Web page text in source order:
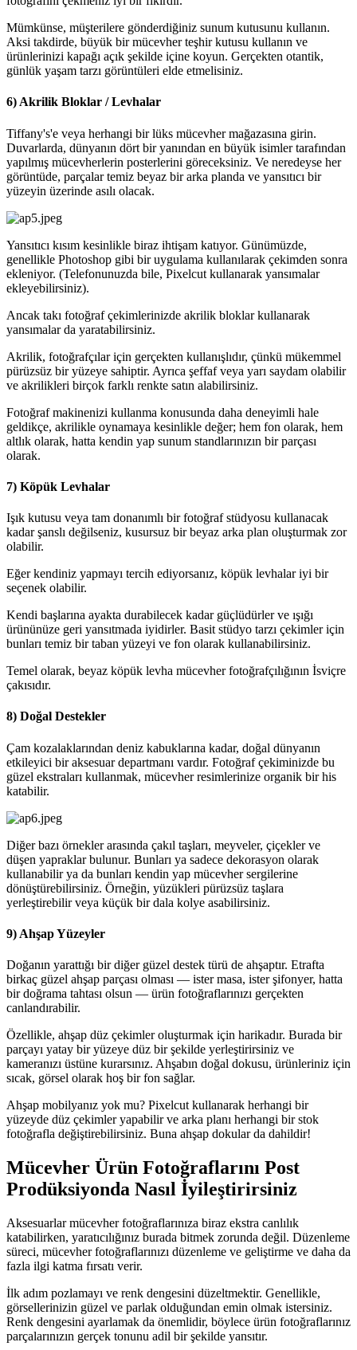
Mümkünse, müşterilere gönderdiğiniz sunum kutusunu kullanın.
Aksi takdirde, büyük bir mücevher teşhir kutusu kullanın ve
ürünlerinizi kapağı açık şekilde içine koyun. Gerçekten otantik,
günlük yaşam tarzı görüntüleri elde etmelisiniz.
6) Akrilik Bloklar / Levhalar
Tiffany's'e veya herhangi bir lüks mücevher mağazasına girin.
Duvarlarda, dünyanın dört bir yanından en büyük isimler tarafından
yapılmış mücevherlerin posterlerini göreceksiniz. Ve neredeyse her
görüntüde, parçalar temiz beyaz bir arka planda ve yansıtıcı bir
yüzeyin üzerinde asılı olacak.
Yansıtıcı kısım kesinlikle biraz ihtişam katıyor. Günümüzde,
genellikle Photoshop gibi bir uygulama kullanılarak çekimden sonra
ekleniyor. (Telefonunuzda bile, Pixelcut kullanarak yansımalar
ekleyebilirsiniz).
Ancak takı fotoğraf çekimlerinizde akrilik bloklar kullanarak
yansımalar da yaratabilirsiniz.
Akrilik, fotoğrafçılar için gerçekten kullanışlıdır, çünkü mükemmel
pürüzsüz bir yüzeye sahiptir. Ayrıca şeffaf veya yarı saydam olabilir
ve akrilikleri birçok farklı renkte satın alabilirsiniz.
Fotoğraf makinenizi kullanma konusunda daha deneyimli hale
geldikçe, akrilikle oynamaya kesinlikle değer; hem fon olarak, hem
altlık olarak, hatta kendin yap sunum standlarınızın bir parçası
olarak.
7) Köpük Levhalar
Işık kutusu veya tam donanımlı bir fotoğraf stüdyosu kullanacak
kadar şanslı değilseniz, kusursuz bir beyaz arka plan oluşturmak zor
olabilir.
Eğer kendiniz yapmayı tercih ediyorsanız, köpük levhalar iyi bir
seçenek olabilir.
Kendi başlarına ayakta durabilecek kadar güçlüdürler ve ışığı
ürününüze geri yansıtmada iyidirler. Basit stüdyo tarzı çekimler için
bunları temiz bir taban yüzeyi ve fon olarak kullanabilirsiniz.
Temel olarak, beyaz köpük levha mücevher fotoğrafçılığının İsviçre
çakısıdır.
8) Doğal Destekler
Çam kozalaklarından deniz kabuklarına kadar, doğal dünyanın
etkileyici bir aksesuar departmanı vardır. Fotoğraf çekiminizde bu
güzel ekstraları kullanmak, mücevher resimlerinize organik bir his
katabilir.
Diğer bazı örnekler arasında çakıl taşları, meyveler, çiçekler ve
düşen yapraklar bulunur. Bunları ya sadece dekorasyon olarak
kullanabilir ya da bunları kendin yap mücevher sergilerine
dönüştürebilirsiniz. Örneğin, yüzükleri pürüzsüz taşlara
yerleştirebilir veya küçük bir dala kolye asabilirsiniz.
9) Ahşap Yüzeyler
Doğanın yarattığı bir diğer güzel destek türü de ahşaptır. Etrafta
birkaç güzel ahşap parçası olması — ister masa, ister şifonyer, hatta
bir doğrama tahtası olsun — ürün fotoğraflarınızı gerçekten
canlandırabilir.
Özellikle, ahşap düz çekimler oluşturmak için harikadır. Burada bir
parçayı yatay bir yüzeye düz bir şekilde yerleştirirsiniz ve
kameranızı üstüne kurarsınız. Ahşabın doğal dokusu, ürünleriniz için
sıcak, görsel olarak hoş bir fon sağlar.
Ahşap mobilyanız yok mu? Pixelcut kullanarak herhangi bir
yüzeyde düz çekimler yapabilir ve arka planı herhangi bir stok
fotoğrafla değiştirebilirsiniz. Buna ahşap dokular da dahildir!
Mücevher Ürün Fotoğraflarını Post
Prodüksiyonda Nasıl İyileştirirsiniz
Aksesuarlar mücevher fotoğraflarınıza biraz ekstra canlılık
katabilirken, yaratıcılığınız burada bitmek zorunda değil. Düzenleme
süreci, mücevher fotoğraflarınızı düzenleme ve geliştirme ve daha da
fazla ilgi katma fırsatı verir.
İlk adım pozlamayı ve renk dengesini düzeltmektir. Genellikle,
görsellerinizin güzel ve parlak olduğundan emin olmak istersiniz.
Renk dengesini ayarlamak da önemlidir, böylece ürün fotoğraflarınız
parçalarınızın gerçek tonunu adil bir şekilde yansıtır.